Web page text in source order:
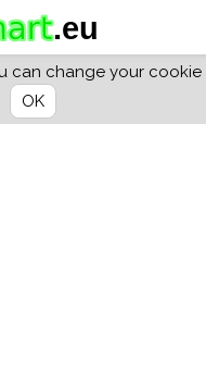
can change your cookie
OK